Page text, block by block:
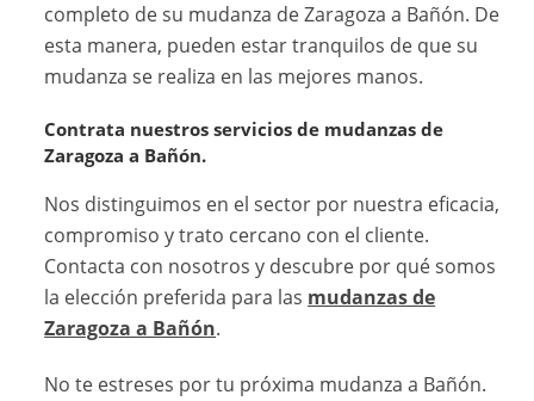
completo de su mudanza de Zaragoza a Bañón. De
esta manera, pueden estar tranquilos de que su
mudanza se realiza en las mejores manos.
Contrata nuestros servicios de mudanzas de
Zaragoza a Bañón.
Nos distinguimos en el sector por nuestra eficacia,
compromiso y trato cercano con el cliente.
Contacta con nosotros y descubre por qué somos
la elección preferida para las mudanzas de
Zaragoza a Bañón.
No te estreses por tu próxima mudanza a Bañón.